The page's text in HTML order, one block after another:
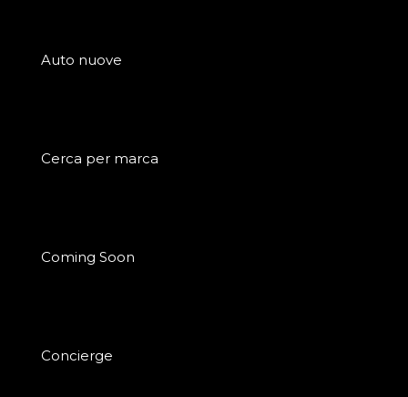
Auto nuove
Cerca per marca
Coming Soon
Concierge